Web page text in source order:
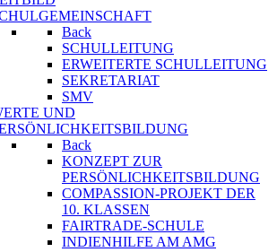
Back
SCHULLEITUNG
ERWEITERTE SCHULLEITUNG
SEKRETARIAT
SMV
UND
Back
KONZEPT ZUR
PERSÖNLICHKEITSBILDUNG
COMPASSION-PROJEKT DER
10. KLASSEN
FAIRTRADE-SCHULE
INDIENHILFE AM AMG